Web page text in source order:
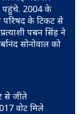
पहुंचे. 2004 के
परिषद के टिकट से
पबन सिंह ने
सोनोवाल को
से जीते
वोट मिले